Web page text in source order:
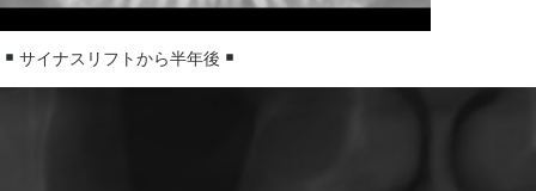
サイナスリフトから半年後